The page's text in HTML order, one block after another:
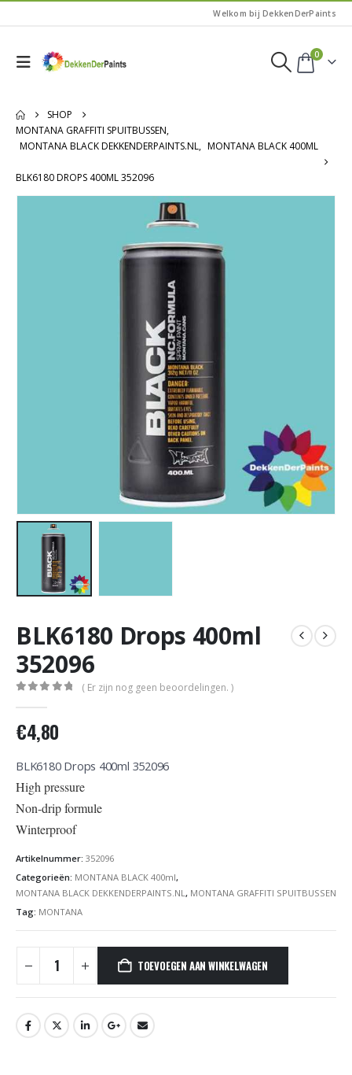
Welkom bij DekkenDerPaints
0
SHOP
MONTANA GRAFFITI SPUITBUSSEN,
MONTANA BLACK DEKKENDERPAINTS.NL, MONTANA BLACK 400ML
BLK6180 DROPS 400ML 352096
BLK6180 Drops 400ml
352096
( Er zijn nog geen beoordelingen. )
€4,80
BLK6180 Drops 400ml 352096
High pressure
Non-drip formule
Winterproof
Artikelnummer: 352096
Categorieën: MONTANA BLACK 400ml,
MONTANA BLACK DEKKENDERPAINTS.NL , MONTANA GRAFFITI SPUITBUSSEN
Tag: MONTANA
TOEVOEGEN AAN WINKELWAGEN